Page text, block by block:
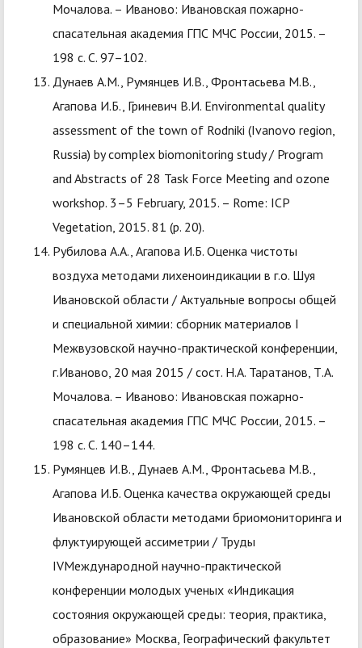
Мочалова. – Иваново: Ивановская пожарно-
спасательная академия ГПС МЧС России, 2015. –
198 с. С. 97–102.
Дунаев А.М., Румянцев И.В., Фронтасьева М.В.,
Агапова И.Б., Гриневич В.И. Environmental quality
assessment of the town of Rodniki (Ivanovo region,
Russia) by complex biomonitoring study / Program
and Abstracts of 28 Task Force Meeting and ozone
workshop. 3–5 February, 2015. – Rome: ICP
Vegetation, 2015. 81 (p. 20).
Рубилова А.А., Агапова И.Б. Оценка чистоты
воздуха методами лихеноиндикации в г.о. Шуя
Ивановской области / Актуальные вопросы общей
и специальной химии: сборник материалов I
Межвузовской научно-практической конференции,
г.Иваново, 20 мая 2015 / сост. Н.А. Таратанов, Т.А.
Мочалова. – Иваново: Ивановская пожарно-
спасательная академия ГПС МЧС России, 2015. –
198 с. С. 140–144.
Румянцев И.В., Дунаев А.М., Фронтасьева М.В.,
Агапова И.Б. Оценка качества окружающей среды
Ивановской области методами бриомониторинга и
флуктуирующей ассиметрии / Труды
IVМеждународной научно-практической
конференции молодых ученых «Индикация
состояния окружающей среды: теория, практика,
образование» Москва, Географический факультет